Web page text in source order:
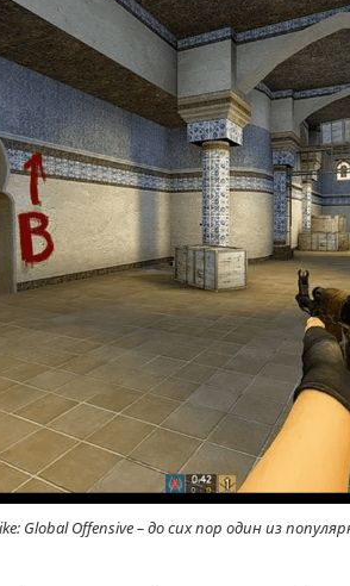
Global Offensive – до сих пор один из